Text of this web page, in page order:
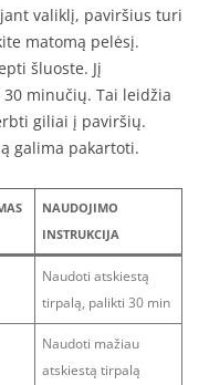
valiklį, paviršius turi
matomą pelėsį.
šluoste. Jį
minučių. Tai leidžia
giliai į paviršių.
galima pakartoti.
NAUDOJIMO
INSTRUKCIJA
Naudoti atskiestą
tirpalą, palikti 30 min
Naudoti mažiau
atskiestą tirpalą